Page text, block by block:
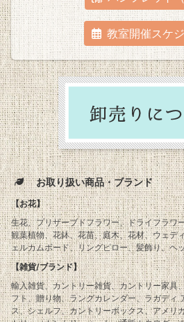
教室開催スケ
お取り扱い商品・ブランド
【お花】
生花、プリザーブドフラワー、ドライフラワ
観葉植物、花鉢、花苗、庭木、花材、ウェデ
ェルカムボード、リングピロー、髪飾り、ヘ
【雑貨/ブランド】
輸入雑貨、カントリー雑貨、カントリー家具
フト、贈り物、ラングカレンダー、ラガディ
ス、シェルフ、カントリーボックス、アメリ